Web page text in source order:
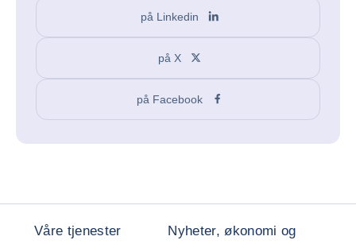
på Linkedin
på X
på Facebook
Våre tjenester
Nyheter, økonomi og